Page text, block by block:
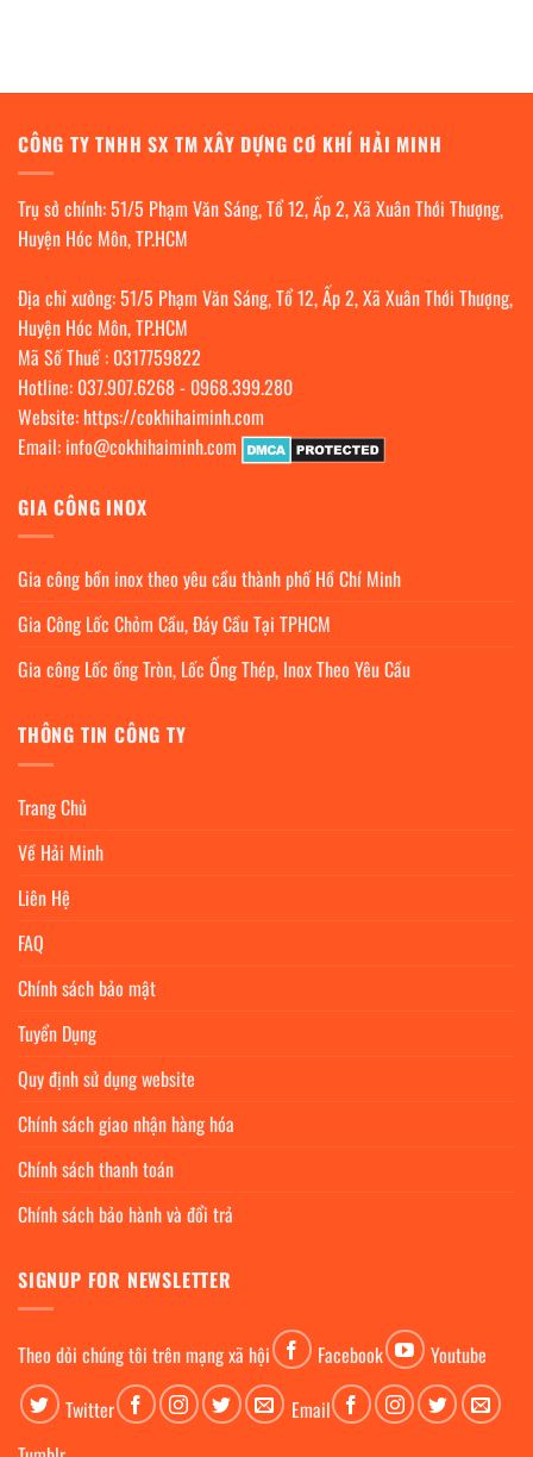
CÔNG TY TNHH SX TM XÂY DỰNG CƠ KHÍ HẢI MINH
Trụ sở chính: 51/5 Phạm Văn Sáng, Tổ 12, Ấp 2, Xã Xuân Thới Thượng,
Huyện Hóc Môn, TP.HCM
Địa chỉ xưởng: 51/5 Phạm Văn Sáng, Tổ 12, Ấp 2, Xã Xuân Thới Thượng,
Huyện Hóc Môn, TP.HCM
Mã Số Thuế : 0317759822
Hotline: 037.907.6268- 0968.399.280
Website: https://cokhihaiminh.com
Email: info@cokhihaiminh.com
GIA CÔNG INOX
Gia công bồn inox theo yêu cầu thành phố Hồ Chí Minh
Gia Công Lốc Chỏm Cầu, Đáy Cầu Tại TPHCM
Gia công Lốc ống Tròn, Lốc Ống Thép, Inox Theo Yêu Cầu
THÔNG TIN CÔNG TY
Trang Chủ
Về Hải Minh
Liên Hệ
FAQ
Chính sách bảo mật
Tuyển Dụng
Quy định sử dụng website
Chính sách giao nhận hàng hóa
Chính sách thanh toán
Chính sách bảo hành và đổi trả
SIGNUP FOR NEWSLETTER
Theo dỏi chúng tôi trên mạng xã hội Facebook
Youtube
Twitter
Email